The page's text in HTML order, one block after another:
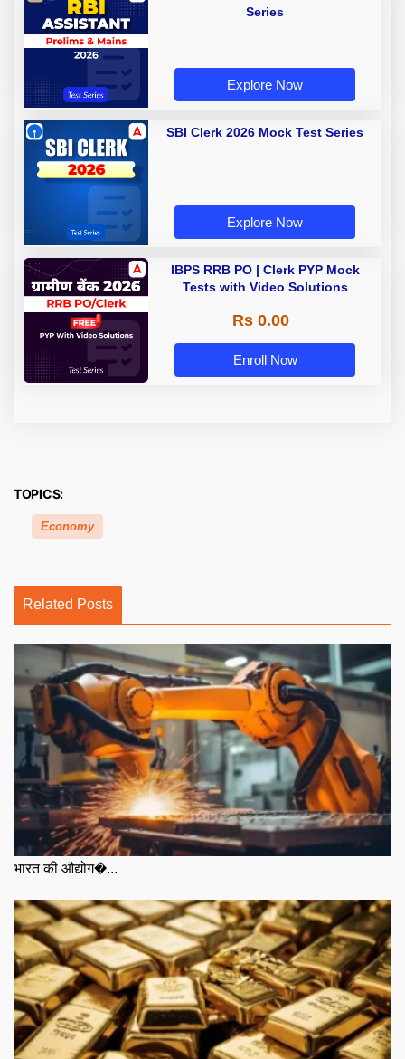
Series
Explore Now
SBI Clerk 2026 Mock Test Series
Explore Now
IBPS RRB PO | Clerk PYP Mock
Tests with Video Solutions
Rs 0.00
Enroll Now
TOPICS:
Economy
Related Posts
भारत की औद्योग�...